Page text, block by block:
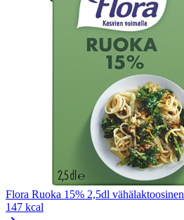
Flora Ruoka 15% 2,5dl vähälaktoosinen
147 kcal